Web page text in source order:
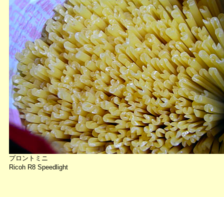
プロントミニ
Ricoh R8 Speedlight